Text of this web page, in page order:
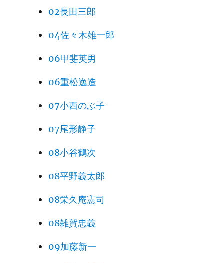
02長田三郎
04佐々木雄一郎
06甲斐英男
06重松逸造
07小西のぶ子
07尾形静子
08小谷鶴次
08平野義太郎
08栄久庵憲司
08雑賀忠義
09加藤新一